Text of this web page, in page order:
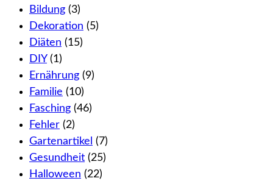
Bildung (3)
Dekoration (5)
Diäten (15)
DIY(1)
Ernährung (9)
Familie (10)
Fasching (46)
Fehler (2)
Gartenartikel (7)
Gesundheit (25)
Halloween (22)